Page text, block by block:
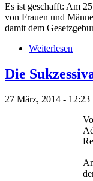
Es ist geschafft: Am
von Frauen und
damit dem
Weiterlesen
Die
27 März, 2014 - 12:23